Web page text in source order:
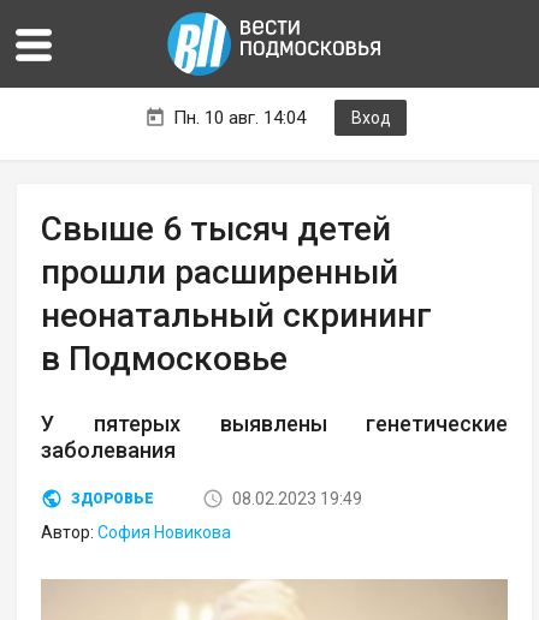
Пн. 10 авг. 14:04 Вход
Свыше 6 тысяч детей
прошли расширенный
неонатальный скрининг
в Подмосковье
У пятерых выявлены генетические
заболевания
ЗДОРОВЬЕ
08.02.2023 19:49
Автор:София Новикова